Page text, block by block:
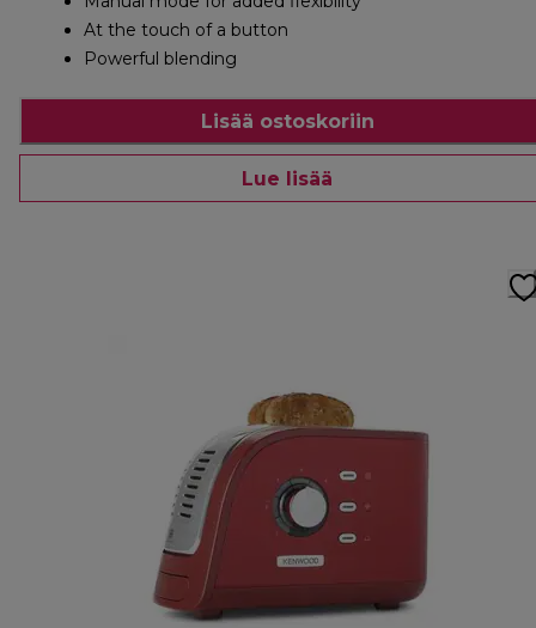
At the touch of a button
Powerful blending
Lisää ostoskoriin
Lue lisää